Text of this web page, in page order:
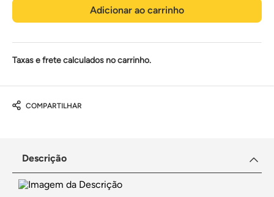
Adicionar ao carrinho
Taxas e frete calculados no carrinho.
COMPARTILHAR
Descrição